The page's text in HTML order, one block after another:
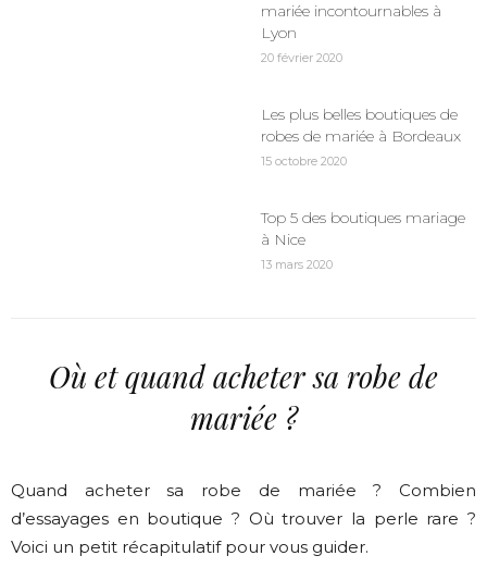
mariée incontournables à
Lyon
20 février 2020
Les plus belles boutiques de
robes de mariée à Bordeaux
15 octobre 2020
Top 5 des boutiques mariage
à Nice
13 mars 2020
Où et quand acheter sa robe de
mariée ?
Quand acheter sa robe de mariée ? Combien
d’essayages en boutique ? Où trouver la perle rare ?
Voici un petit récapitulatif pour vous guider.